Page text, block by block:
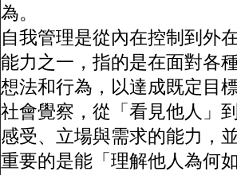
為。
自我管理是從內在控制到外
能力之一，指的是在面對各
想法和行為，以達成既定目
社會覺察，從「看見他人」
感受、立場與需求的能力，
重要的是能「理解他人為何